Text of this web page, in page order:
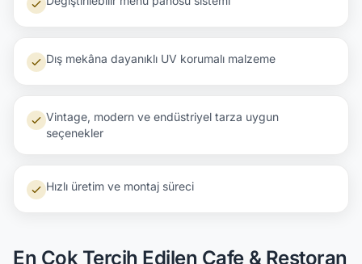
Dış mekâna dayanıklı UV korumalı malzeme
Vintage, modern ve endüstriyel tarza uygun
seçenekler
Hızlı üretim ve montaj süreci
En Çok Tercih Edilen Cafe & Restoran